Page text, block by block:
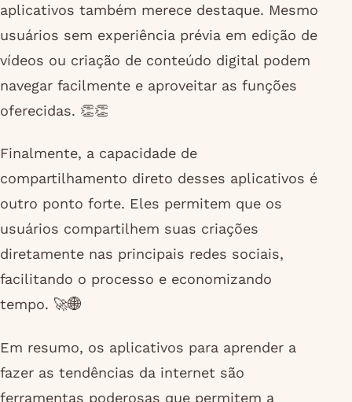
aplicativos também merece destaque. Mesmo
usuários sem experiência prévia em edição de
vídeos ou criação de conteúdo digital podem
navegar facilmente e aproveitar as funções
oferecidas. 👏👏
Finalmente, a capacidade de
compartilhamento direto desses aplicativos é
outro ponto forte. Eles permitem que os
usuários compartilhem suas criações
diretamente nas principais redes sociais,
facilitando o processo e economizando
tempo. 🚀🌐
Em resumo, os aplicativos para aprender a
fazer as tendências da internet são
ferramentas poderosas que permitem a